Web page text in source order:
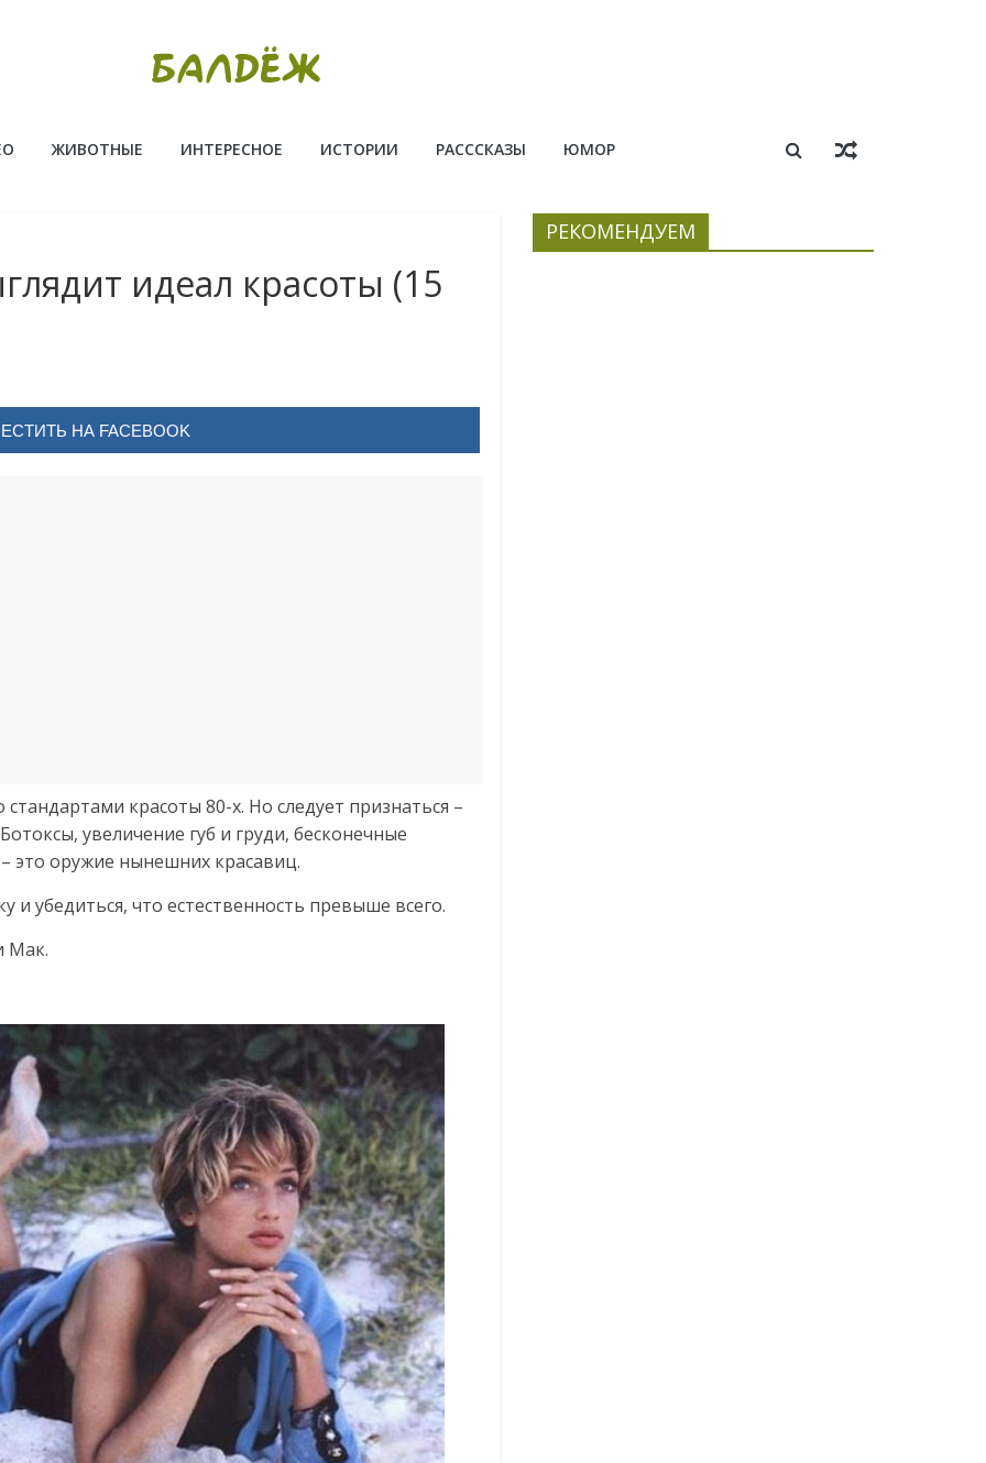
ЖИВОТНЫЕ ИНТЕРЕСНОЕ ИСТОРИИ РАСССКАЗЫ ЮМОР
идеал красоты (15
НА FACEBOOK
красоты 80-х. Но следует признаться –
увеличение губ и груди, бесконечные
это оружие нынешних красавиц.
убедиться, что естественность превыше всего.
Мак.
РЕКОМЕНДУЕМ